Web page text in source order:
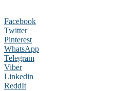
Facebook
Twitter
Pinterest
WhatsApp
Telegram
Viber
Linkedin
ReddIt